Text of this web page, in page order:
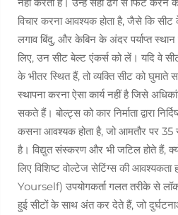
विचार करना आवश्यक होता है, जैसे कि
लगाव बिंदु, और केबिन के अंदर पर्याप्त
लिए, उन सीट बेल्ट एंकर्स को लें। यदि वे
के भीतर स्थित हैं, तो व्यक्ति सीट को
स्थापना करना ऐसा कार्य नहीं है जिसे
सकते हैं। बोल्ट्स को कार निर्माता द्वारा
कसना आवश्यक होता है, जो आमतौर पर 35
है। विद्युत संस्करण और भी जटिल होते हैं,
लिए विशिष्ट वोल्टेज सेटिंग्स की
Yourself) उपयोगकर्ता गलत तरीके से
हुई सीटों के साथ अंत कर देते हैं, जो